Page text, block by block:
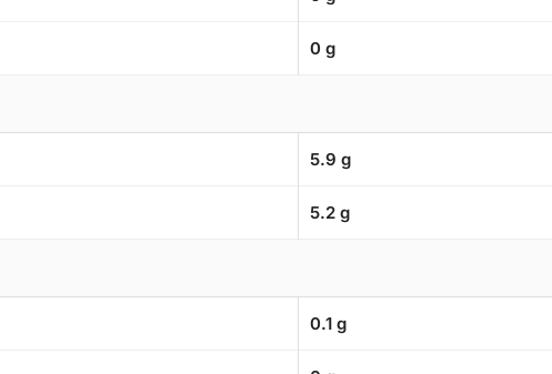
0 g
5.9 g
5.2 g
0.1 g